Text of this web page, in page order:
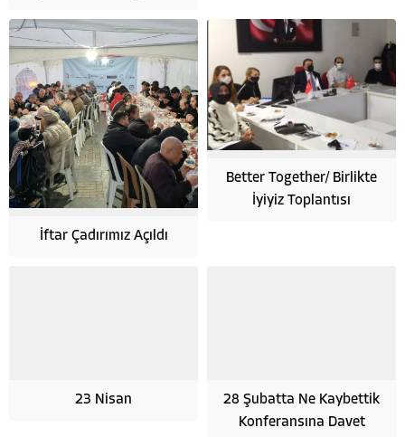
İftar Çadırımız Açıldı
Better Together/ Birlikte
İyiyiz Toplantısı
23 Nisan
28 Şubatta Ne Kaybettik
Konferansına Davet